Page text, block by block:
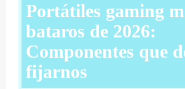
Portátiles gaming
bataros de 2026:
Componentes que
fijarnos